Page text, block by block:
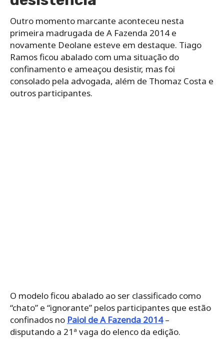
Outro momento marcante aconteceu nesta
primeira madrugada de A Fazenda 2014 e
novamente Deolane esteve em destaque. Tiago
Ramos ficou abalado com uma situação do
confinamento e ameaçou desistir, mas foi
consolado pela advogada, além de Thomaz Costa e
outros participantes.
O modelo ficou abalado ao ser classificado como
“chato” e “ignorante” pelos participantes que estão
confinados no Paiol de A Fazenda 2014–
disputando a 21ª vaga do elenco da edição.